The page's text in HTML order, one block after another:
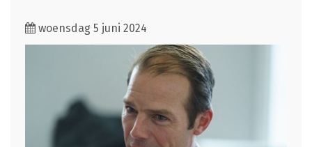
woensdag 5 juni 2024